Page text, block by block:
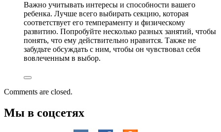
Важно учитывать интересы и способности вашего
ребенка. Лучше всего выбирать секцию, которая
соответствует его темпераменту и физическому
развитию. Попробуйте несколько разных занятий, чтобы
понять, что ему действительно нравится. Также не
забудьте обсуждать с ним, чтобы он чувствовал себя
вовлеченным в выбор.
Comments are closed.
Мы в соцсетях